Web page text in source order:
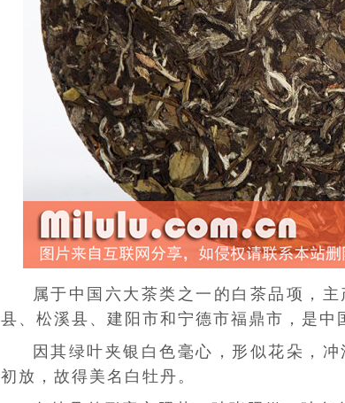
属于 中国六大茶类 之一的 白茶品项，
县 、 松溪县 、 建阳市和 宁德市福鼎市，是中
因其绿叶夹银白色毫心，形似花朵，
初放，故得美名 白牡丹。